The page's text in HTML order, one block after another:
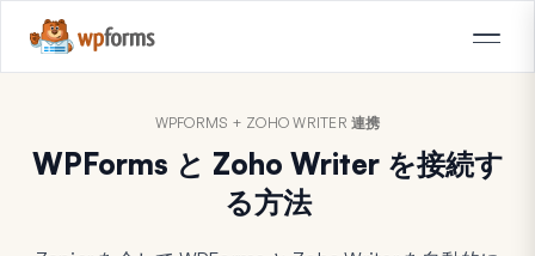
WPFORMS + ZOHO WRITER 連携
WPForms と Zoho Writer を接続す
る方法